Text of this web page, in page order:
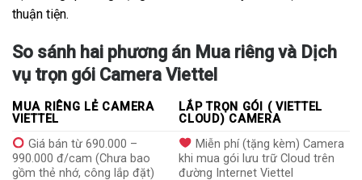
thuận tiện.
So sánh hai phương án Mua riêng và Dịch
vụ trọn gói Camera Viettel
MUA RIÊNG LẺ CAMERA
VIETTEL
LẮP TRỌN GÓI ( VIETTEL
CLOUD) CAMERA
Giá bán từ 690.000 –
990.000 đ/cam (Chưa bao
gồm thẻ nhớ, công lắp đặt)
Miễn phí (tặng kèm) Camera
khi mua gói lưu trữ Cloud trên
đường Internet Viettel